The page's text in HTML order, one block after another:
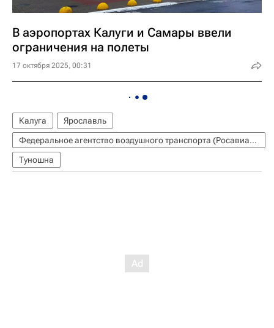
В аэропортах Калуги и Самары ввели
ограничения на полеты
17 октября 2025, 00:31
Калуга
Ярославль
Федеральное агентство воздушного транспорта (Росавиация)
Туношна